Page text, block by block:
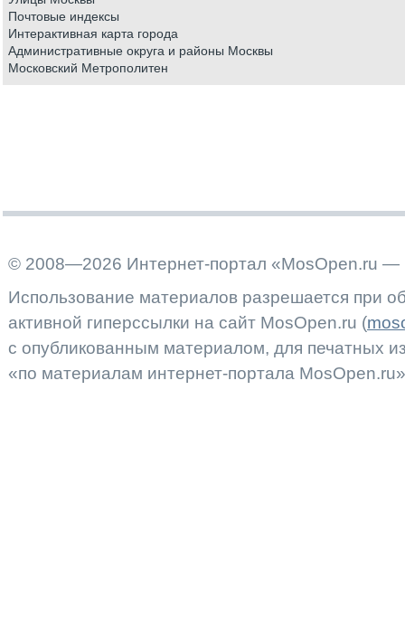
Почтовые индексы
Интерактивная карта города
Административные округа и районы Москвы
Московский Метрополитен
© 2008—2026 Интернет-портал «MosOpen.ru —
Использование материалов разрешается при
активной гиперссылки на сайт MosOpen.ru (
с опубликованным материалом, для печатных
«по материалам интернет-портала